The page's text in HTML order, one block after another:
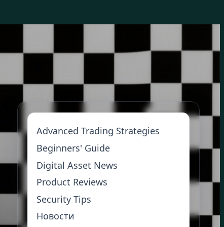
Advanced Trading Strategies
Beginners' Guide
Digital Asset News
Product Reviews
Security Tips
Новости